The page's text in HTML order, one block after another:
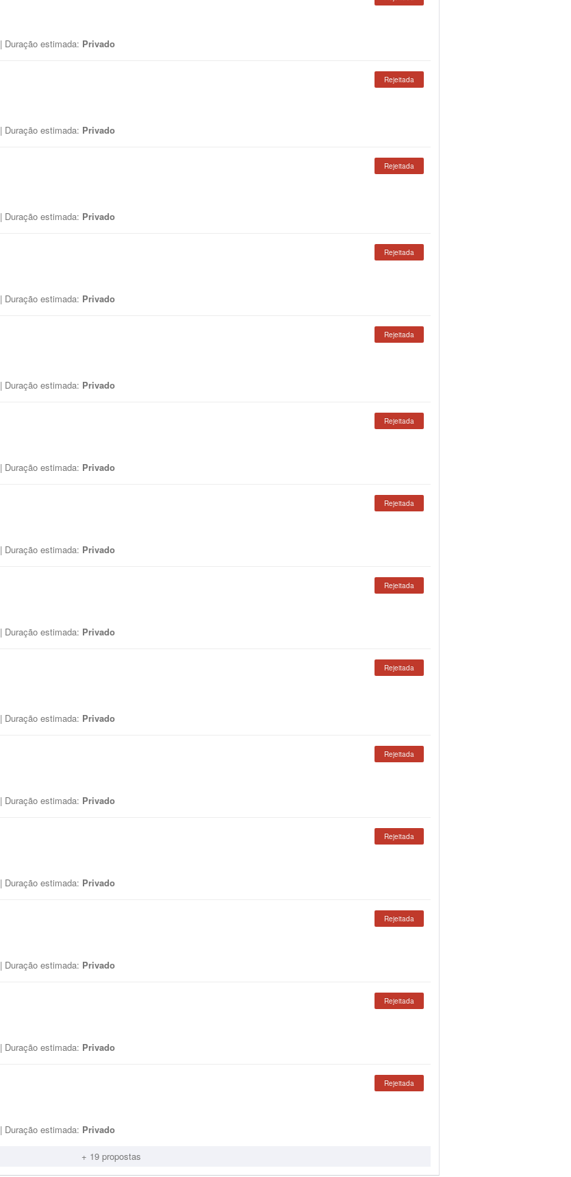
| Duração estimada: Privado
Rejeitada
| Duração estimada: Privado
Rejeitada
| Duração estimada: Privado
Rejeitada
| Duração estimada: Privado
Rejeitada
| Duração estimada: Privado
Rejeitada
| Duração estimada: Privado
Rejeitada
| Duração estimada: Privado
Rejeitada
| Duração estimada: Privado
Rejeitada
| Duração estimada: Privado
Rejeitada
| Duração estimada: Privado
Rejeitada
| Duração estimada: Privado
Rejeitada
| Duração estimada: Privado
Rejeitada
| Duração estimada: Privado
Rejeitada
| Duração estimada: Privado
+ 19 propostas